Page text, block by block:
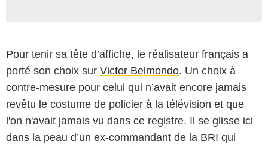
Pour tenir sa tête d’affiche, le réalisateur français a
porté son choix sur Victor Belmondo. Un choix à
contre-mesure pour celui qui n’avait encore jamais
revêtu le costume de policier à la télévision et que
l'on n'avait jamais vu dans ce registre. Il se glisse ici
dans la peau d’un ex-commandant de la BRI qui